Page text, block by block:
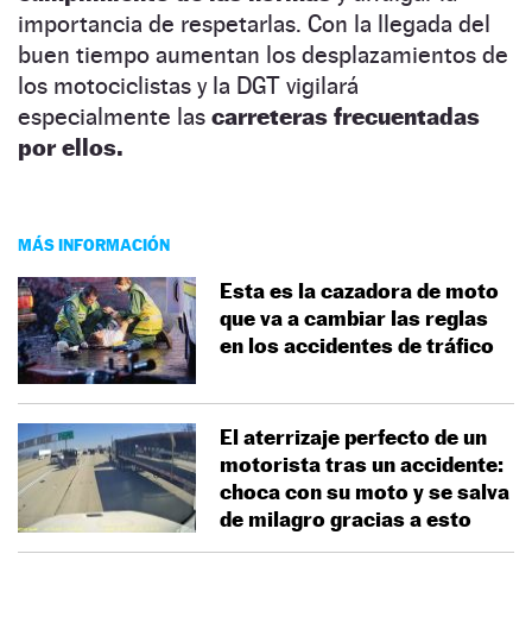
importancia de respetarlas. Con la llegada del
buen tiempo aumentan los desplazamientos de
los motociclistas y la DGT vigilará
especialmente las carreteras frecuentadas
por ellos.
MÁS INFORMACIÓN
Esta es la cazadora de moto
que va a cambiar las reglas
en los accidentes de tráfico
El aterrizaje perfecto de un
motorista tras un accidente:
choca con su moto y se salva
de milagro gracias a esto